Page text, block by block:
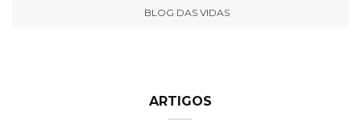
BLOG DAS VIDAS
ARTIGOS